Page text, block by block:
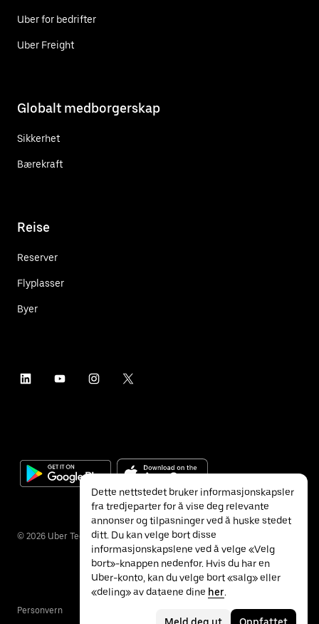
Uber for bedrifter
Uber Freight
Globalt medborgerskap
Sikkerhet
Bærekraft
Reise
Reserver
Flyplasser
Byer
© 2026 Uber Technologies Inc.
Personvern
Dette nettstedet bruker informasjonskapsler
fra tredjeparter for å vise deg relevante
annonser og tilpasninger ved å huske stedet
ditt. Du kan velge bort disse
informasjonskapslene ved å velge «Velg
bort»-knappen nedenfor. Hvis du har en
Uber-konto, kan du velge bort «salg» eller
«deling» av dataene dine her.